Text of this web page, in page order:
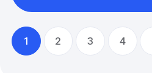
1 2 3 4